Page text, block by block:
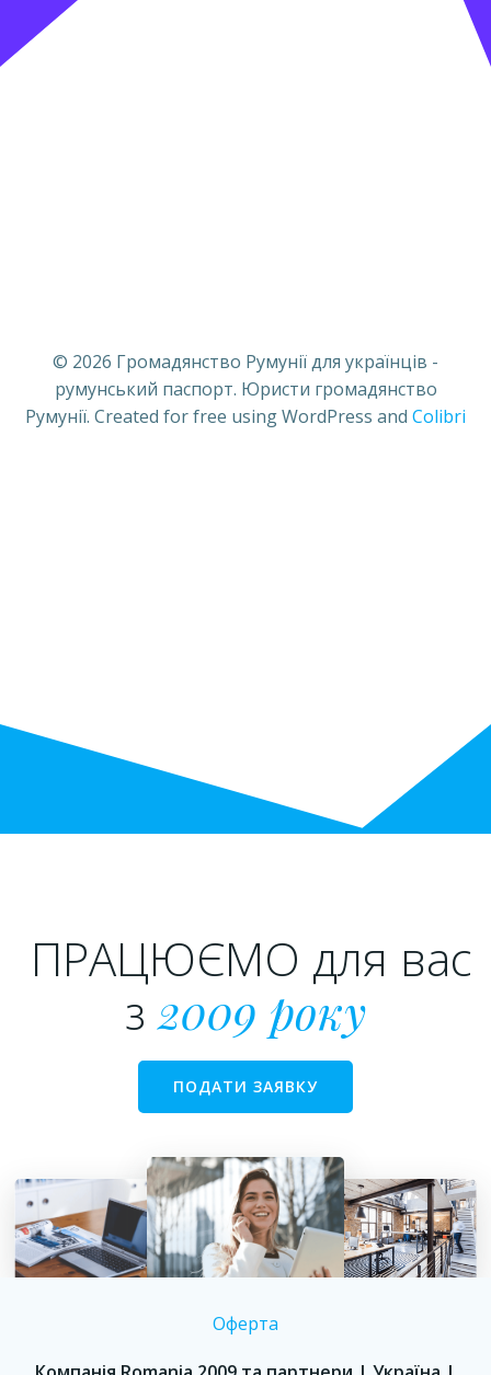
© 2026 Громадянство Румунії для українців -
румунський паспорт. Юристи громадянство
Румунії. Created for free using WordPress and Colibri
ПРАЦЮЄМО для вас
з2009 року
ПОДАТИ ЗАЯВКУ
Оферта